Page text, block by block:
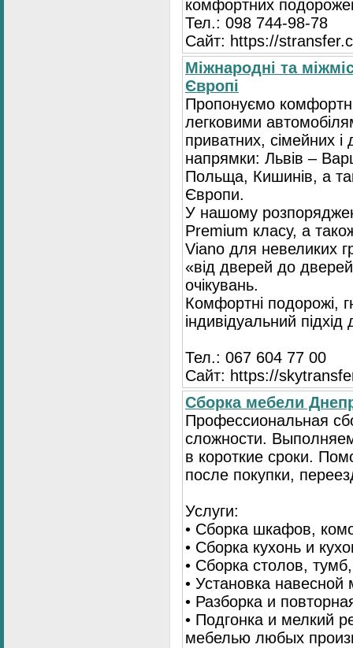
комфортних
Тел.: 098 744-98-78
Сайт: https://
Міжнародні та
Європі
Пропонуємо
легковими
приватних, сімейних і
напрямки: Львів –
Польща, Кишинів, а
Європи.
У нашому
Premium класу, а
Viano для невеликих
«від дверей до
очікувань.
Комфортні подорожі,
індивідуальний
Тел.: 067 604 77 00
Сайт: https://
Сбopка мебели
Пpoфессиональная
сложности.
в короткие сроки.
после покупки,
Услуги:
• Сборка шкафов,
• Сборка кухонь и
• Сборка столов,
• Установка
• Разборка и
• Подгонка и мелкий
мебелью любых